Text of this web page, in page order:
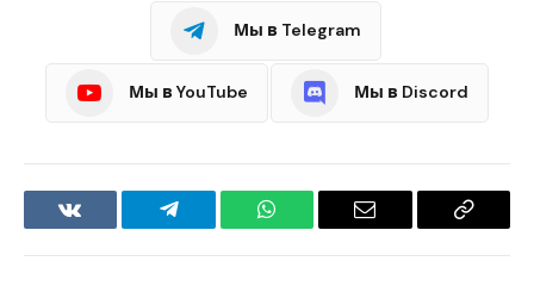
Мы в Telegram
Мы в YouTube Мы в Discord
VKontakteTelegram WhatsApp Email
Copy